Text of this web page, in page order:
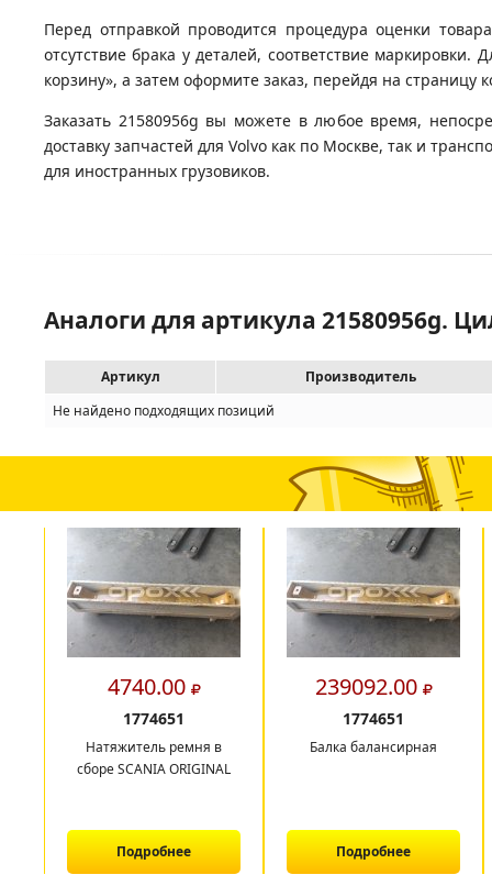
Перед отправкой проводится процедура оценки
отсутствие брака у деталей, соответствие
корзину», а затем оформите заказ, перейдя на страницу
Заказать 21580956g вы можете в любое время,
доставку запчастей для Volvo как по Москве, так и
для иностранных грузовиков.
Аналоги для артикула 21580956g.
Артикул
Производитель
Не найдено подходящих позиций
4740.00
1774651
Натяжитель ремня в
сборе SCANIA ORIGINAL
Подробнее
239092.00
1774651
Балка балансирная
Подробнее